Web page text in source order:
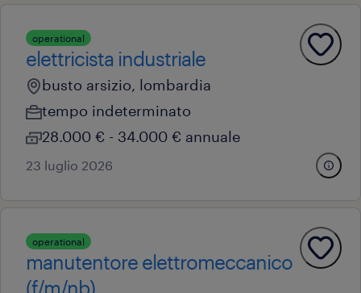
operational
elettricista industriale
busto arsizio, lombardia
tempo indeterminato
28.000 € - 34.000 € annuale
23 luglio 2026
operational
manutentore elettromeccanico
(f/m/nb)